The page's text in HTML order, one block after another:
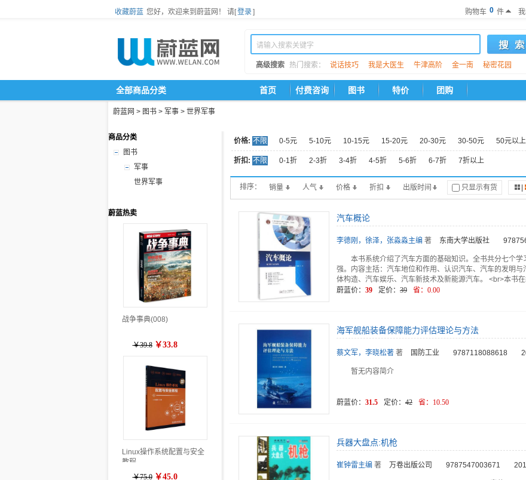
收藏蔚蓝 您好，欢迎来到蔚蓝网！ 请[登录] 购物车 0 件
高级搜索 热门搜索： 说话技巧 我是大医生 牛津高阶 金一南 秘密花园
全部商品分类 首页 付费咨询 图书 特价 团购
蔚蓝网 > 图书 > 军事 > 世界军事
商品分类
图书
军事
世界军事
蔚蓝热卖
战争事典(008)
￥39.8 ￥33.8
Linux操作系统配置与安全
教程
￥75.0 ￥45.0
价格: 不限 0-5元 5-10元 10-15元 15-20元 20-30元 30-50元 50元以上
折扣: 不限 0-1折 2-3折 3-4折 4-5折 5-6折 6-7折 7折以上
排序： 销量 人气 价格 折扣 出版时间 只显示有货
汽车概论
李德刚，徐泽，张淼淼主编 著 东南大学出版社
本书系统介绍了汽车方面的基础知识。全书共分七个
强。内容主括：汽车地位和作用、认识汽车、汽车的发明
体构造、汽车娱乐、汽车新技术及新能源汽车。 <br>本书
蔚蓝价： 39 定价： 39 省： 0.00
海军舰船装备保障能力评估理论与方法
蔡文军，李晓松著 著 国防工业 9787118088618
暂无内容简介
蔚蓝价： 31.5 定价： 42 省： 10.50
兵器大盘点:机枪
崔钟雷主编 著 万卷出版公司 9787547003671